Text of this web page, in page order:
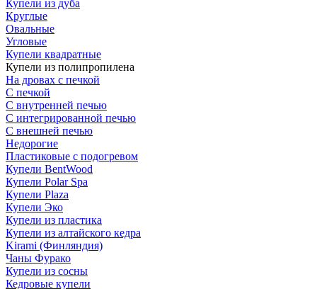
Купели из дуба
Круглые
Овальные
Угловые
Купели квадратные
Купели из полипропилена
На дровах с печкой
С печкой
С внутренней печью
С интегрированной печью
С внешней печью
Недорогие
Пластиковые с подогревом
Купели BentWood
Купели Polar Spa
Купели Plaza
Купели Эко
Купели из пластика
Купели из алтайского кедра
Kirami (Финляндия)
Чаны Фурако
Купели из сосны
Кедровые купели